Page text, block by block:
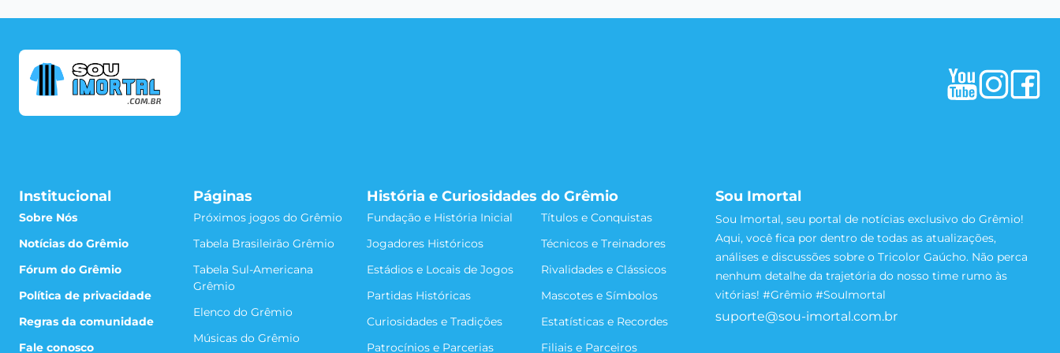
Institucional
Sobre Nós
Notícias do Grêmio
Fórum do Grêmio
Política de privacidade
Regras da comunidade
Fale conosco
Páginas
Próximos jogos do Grêmio
Tabela Brasileirão Grêmio
Tabela Sul-Americana
Grêmio
Elenco do Grêmio
Músicas do Grêmio
História e Curiosidades do Grêmio
Fundação e História Inicial
Títulos e Conquistas
Jogadores Históricos
Técnicos e Treinadores
Estádios e Locais de Jogos
Rivalidades e Clássicos
Partidas Históricas
Mascotes e Símbolos
Curiosidades e Tradições
Estatísticas e Recordes
Patrocínios e Parcerias
Filiais e Parceiros
Sou Imortal
Sou Imortal, seu portal de notícias exclusivo do Grêmio!
Aqui, você fica por dentro de todas as atualizações,
análises e discussões sobre o Tricolor Gaúcho. Não perca
nenhum detalhe da trajetória do nosso time rumo às
vitórias! #Grêmio #SouImortal
suporte@sou-imortal.com.br